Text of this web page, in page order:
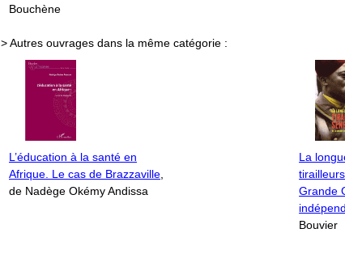
Bouchène
> Autres ouvrages dans la même catégorie :
L’éducation à la santé en
Afrique. Le cas de Brazzaville,
de Nadège Okémy Andissa
La
Grande
Bouvier